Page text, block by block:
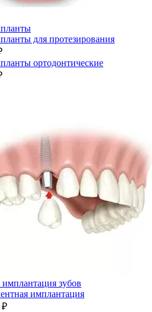
для протезирования
ортодонтические
зубов
имплантация
₽